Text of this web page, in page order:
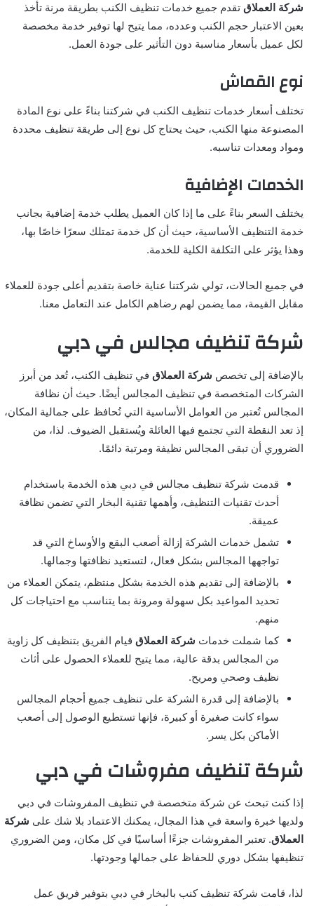
شركة العملاق تقدم جميع خدمات تنظيف الكنب بطريقة مرنة تأخذ
بعين الاعتبار حجم الكنب وعدده، مما يتيح لها توفير خدمة مخصصة
لكل عميل بأسعار مناسبة دون التأثير على جودة العمل.
نوع القماش
تختلف أسعار خدمات تنظيف الكنب في شركتنا بناءً على نوع المادة
المصنوعة منها الكنب، حيث يحتاج كل نوع إلى طريقة تنظيف محددة
ومواد ومعدات تناسبه.
الخدمات الإضافية
يختلف السعر بناءً على ما إذا كان العميل يطلب خدمة إضافية بجانب
خدمة التنظيف الأساسية، حيث أن كل خدمة تمتلك سعرًا خاصًا بها،
وهذا يؤثر على التكلفة الكلية للخدمة.
في جميع الحالات، تولي شركتنا عناية خاصة بتقديم أعلى جودة للعملاء
مقابل القيمة، مما يضمن لهم رضاهم الكامل عند التعامل معنا.
شركة تنظيف مجالس في دبي
بالإضافة إلى تخصص شركة العملاق في تنظيف الكنب، تُعد من أبرز
الشركات المتخصصة في تنظيف المجالس أيضًا. حيث أن نظافة
المجالس تُعتبر من العوامل الأساسية التي تُحافظ على جمالية المكان،
إذ تعد النقطة التي تجتمع فيها العائلة ويُستقبل الضيوف. لذا، من
الضروري أن تبقى المجالس نظيفة ومرتبة دائمًا.
قدمت شركة تنظيف مجالس في دبي هذه الخدمة باستخدام
أحدث تقنيات التنظيف، وأهمها تقنية البخار التي تضمن نظافة
عميقة.
تشمل خدمات الشركة إزالة أصعب البقع والأوساخ التي قد
تواجهها المجالس بشكل فعال، لتستعيد نظافتها وجمالها.
بالإضافة إلى تقديم هذه الخدمة بشكل منتظم، يتمكن العملاء من
تحديد المواعيد بكل سهولة ومرونة بما يتناسب مع احتياجات كل
منهم.
كما شملت خدمات شركة العملاق قيام الفريق بتنظيف كل زاوية
من المجالس بدقة عالية، مما يتيح للعملاء الحصول على أثاث
نظيف وصحي ومريح.
بالإضافة إلى قدرة الشركة على تنظيف جميع أحجام المجالس
سواء كانت صغيرة أو كبيرة، فإنها تستطيع الوصول إلى أصعب
الأماكن بكل يسر.
شركة تنظيف مفروشات في دبي
إذا كنت تبحث عن شركة متخصصة في تنظيف المفروشات في دبي
ولديها خبرة واسعة في هذا المجال، يمكنك الاعتماد بلا شك على شركة
العملاق. تعتبر المفروشات جزءًا أساسيًا في كل مكان، ومن الضروري
تنظيفها بشكل دوري للحفاظ على جمالها وجودتها.
لذا، قامت شركة تنظيف كنب بالبخار في دبي بتوفير فريق عمل